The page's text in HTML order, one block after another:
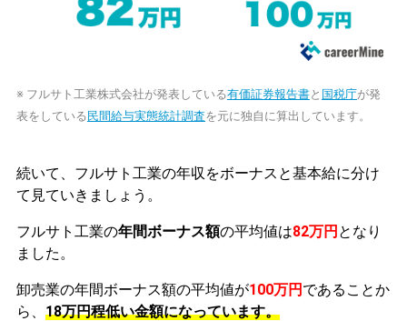
※ フルサト工業株式会社が発表している有価証券報告書と 国税庁が発
表をしている 民間給与実態統計調査を元に独自に算出しています。
続いて、フルサト工業の年収をボーナスと基本給に分け
て見ていきましょう。
フルサト工業の年間ボーナス額の平均値は82万円 となり
ました。
卸売業の年間ボーナス額の平均値が100万円 であることか
ら、 18万円程低い金額になっています。